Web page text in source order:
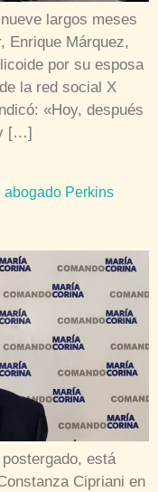
largos meses
Enrique Márquez,
por su esposa
la red social X
«Hoy, después
[…]
abogado Perkins
está
Cipriani en